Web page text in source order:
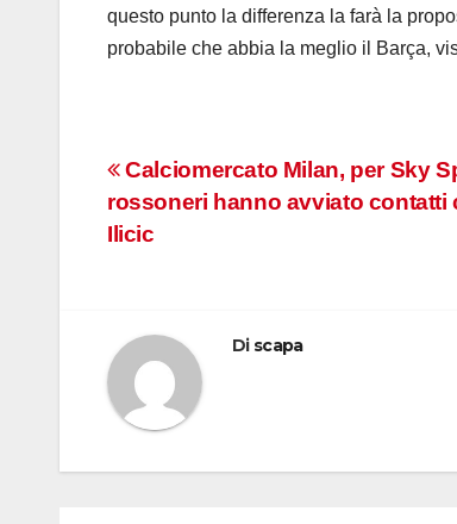
questo punto la differenza la farà la
probabile che abbia la meglio il Barça,
Navigazione
articoli
Calciomercato Milan, per Sky
rossoneri hanno avviato contatti
Ilicic
Di scapa